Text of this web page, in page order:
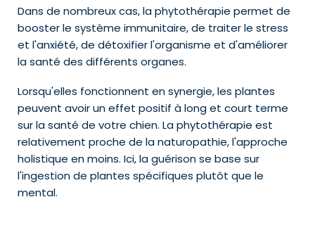
Dans de nombreux cas, la phytothérapie permet de
booster le système immunitaire, de traiter le stress
et l'anxiété, de détoxifier l'organisme et d'améliorer
la santé des différents organes.
Lorsqu'elles fonctionnent en synergie, les plantes
peuvent avoir un effet positif à long et court terme
sur la santé de votre chien. La phytothérapie est
relativement proche de la naturopathie, l'approche
holistique en moins. Ici, la guérison se base sur
l'ingestion de plantes spécifiques plutôt que le
mental.